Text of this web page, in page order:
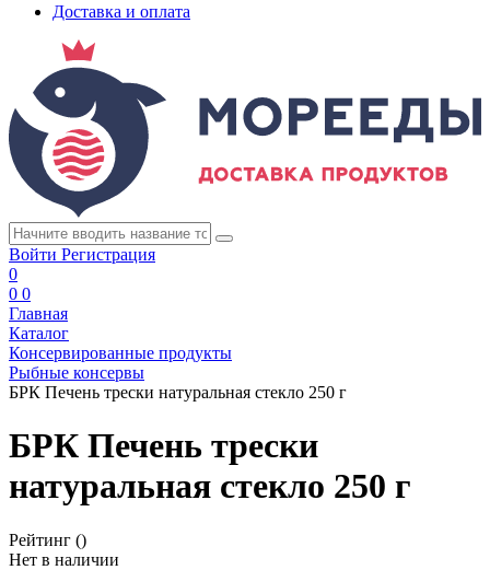
Доставка и оплата
Войти Регистрация
0
0 0
Главная
Каталог
Консервированные продукты
Рыбные консервы
БРК Печень трески натуральная стекло 250 г
БРК Печень трески
натуральная стекло 250 г
Рейтинг ()
Нет в наличии